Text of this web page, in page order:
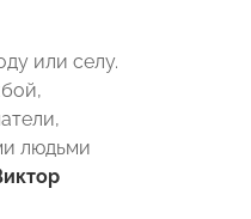
или селу.
людьми